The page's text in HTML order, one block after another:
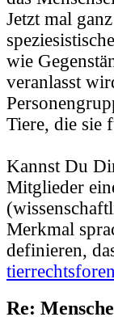
Jetzt mal
wie
veranlasst
Tiere, die sie
Kannst Du
Mitglieder
Merkmal
definieren,
Re: